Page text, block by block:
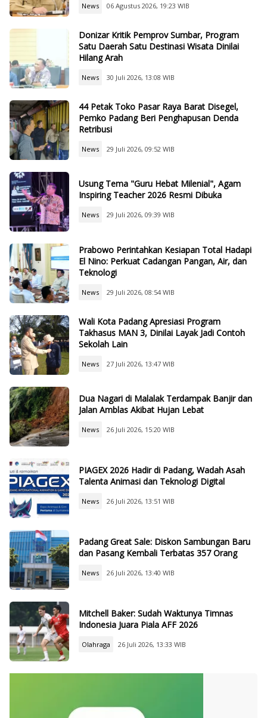
News 06 Agustus 2026, 19:23 WIB
Donizar Kritik Pemprov Sumbar, Program
Satu Daerah Satu Destinasi Wisata Dinilai
Hilang Arah
News 30 Juli 2026, 13:08 WIB
44 Petak Toko Pasar Raya Barat Disegel,
Pemko Padang Beri Penghapusan Denda
Retribusi
News 29 Juli 2026, 09:52 WIB
Usung Tema "Guru Hebat Milenial", Agam
Inspiring Teacher 2026 Resmi Dibuka
News 29 Juli 2026, 09:39 WIB
Prabowo Perintahkan Kesiapan Total Hadapi
El Nino: Perkuat Cadangan Pangan, Air, dan
Teknologi
News 29 Juli 2026, 08:54 WIB
Wali Kota Padang Apresiasi Program
Takhasus MAN 3, Dinilai Layak Jadi Contoh
Sekolah Lain
News 27 Juli 2026, 13:47 WIB
Dua Nagari di Malalak Terdampak Banjir dan
Jalan Amblas Akibat Hujan Lebat
News 26 Juli 2026, 15:20 WIB
PIAGEX 2026 Hadir di Padang, Wadah Asah
Talenta Animasi dan Teknologi Digital
News 26 Juli 2026, 13:51 WIB
Padang Great Sale: Diskon Sambungan Baru
dan Pasang Kembali Terbatas 357 Orang
News 26 Juli 2026, 13:40 WIB
Mitchell Baker: Sudah Waktunya Timnas
Indonesia Juara Piala AFF 2026
Olahraga 26 Juli 2026, 13:33 WIB